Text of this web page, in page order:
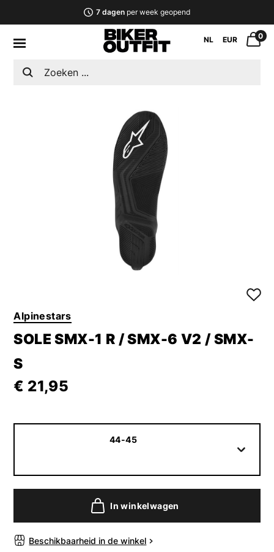
7 dagenper week geopend
NL EUR 0
Alpinestars
SOLE SMX-1 R / SMX-6 V2 / SMX-
S
€ 21,95
44-45
In winkelwagen
Beschikbaarheid in de winkel